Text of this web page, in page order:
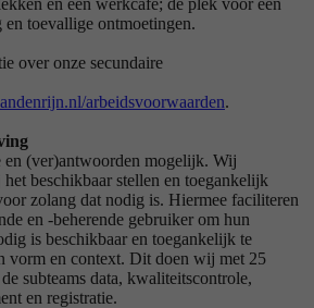
toevallige ontmoetingen.
over onze secundaire
arbeidsvoorwaarden.
en (ver)antwoorden mogelijk. Wij
beschikbaar stellen en toegankelijk
zolang dat nodig is. Hiermee faciliteren
en -beherende gebruiker om hun
is beschikbaar en toegankelijk te
vorm en context. Dit doen wij met 25
subteams data, kwaliteitscontrole,
en registratie.